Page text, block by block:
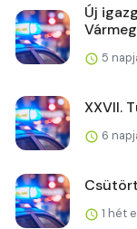
Új
5
XXVII.
6
1 hét